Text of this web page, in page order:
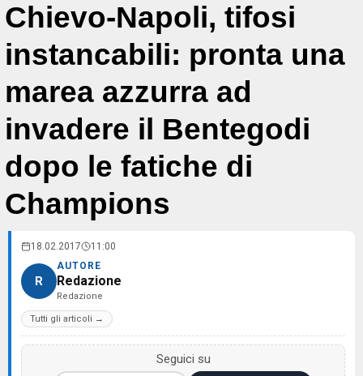
Chievo-Napoli, tifosi
instancabili: pronta una
marea azzurra ad
invadere il Bentegodi
dopo le fatiche di
Champions
18.02.2017 11:00
R
AUTORE
Redazione
Redazione
Tutti gli articoli →
Seguici su